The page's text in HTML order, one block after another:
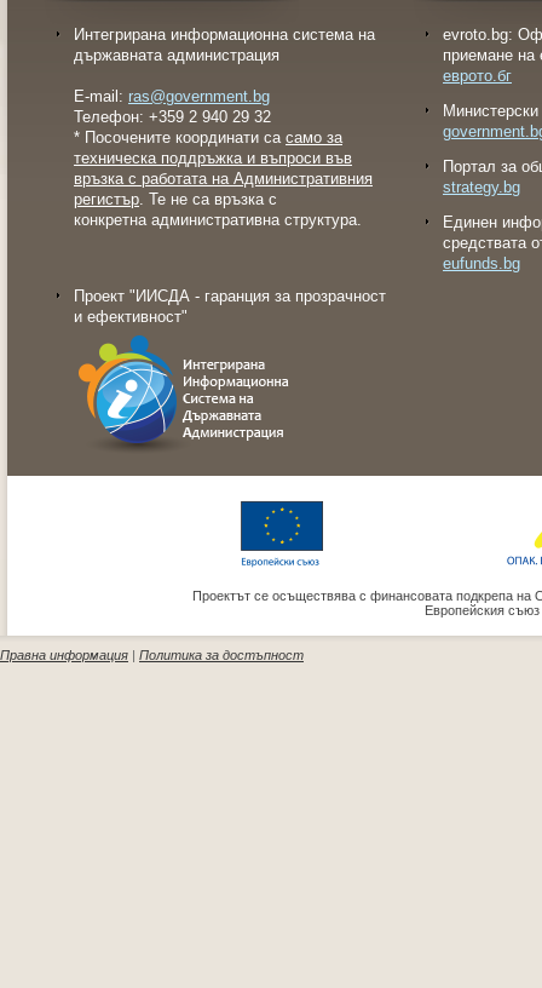
Интегрирана информационна система на
държавната администрация
E-mail: ras@government.bg
Телефон: +359 2 940 29 32
* Посочените координати са само за
техническа поддръжка и въпроси във
връзка с работата на Административния
регистър. Те не са връзка с
конкретна административна структура.
Проект "ИИСДА - гаранция за прозрачност
и ефективност"
evroto.bg:
приемане на
еврото.бг
Портал за
strategy.bg
Eдинен
средствата
eufunds.bg
Проектът се осъществява с финансовата подкрепа на
Европейския
Правна информация | Политика за достъпност